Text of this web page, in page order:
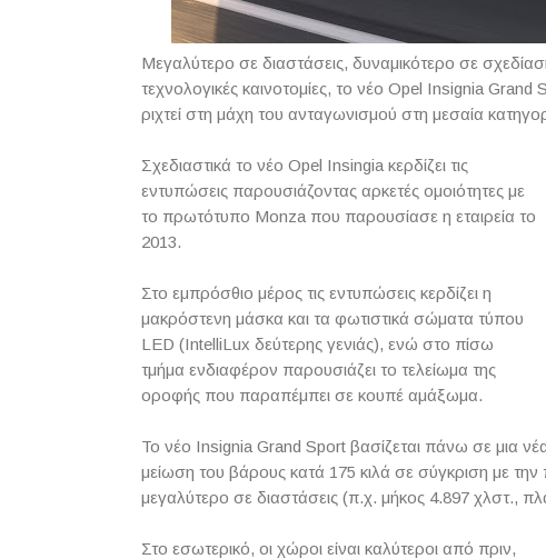
Μεγαλύτερο σε διαστάσεις, δυναμικότερο σε
τεχνολογικές καινοτομίες, το νέο Opel Insignia
ριχτεί στη μάχη του ανταγωνισμού στη μεσαία
Σχεδιαστικά το νέο Opel Insingia κερδίζει τις
εντυπώσεις παρουσιάζοντας αρκετές ομοιότητες με
το πρωτότυπο Monza που παρουσίασε η εταιρεία το
2013.
Στο εμπρόσθιο μέρος τις εντυπώσεις κερδίζει η
μακρόστενη μάσκα και τα φωτιστικά σώματα τύπου
LED (IntelliLux δεύτερης γενιάς), ενώ στο πίσω
τμήμα ενδιαφέρον παρουσιάζει το τελείωμα της
οροφής που παραπέμπει σε κουπέ αμάξωμα.
Το νέο Insignia Grand Sport βασίζεται πάνω σε μια
μείωση του βάρους κατά 175 κιλά σε σύγκριση με την
μεγαλύτερο σε διαστάσεις (π.χ. μήκος 4.897 χλστ.,
Στο εσωτερικό, οι χώροι είναι καλύτεροι από πριν,